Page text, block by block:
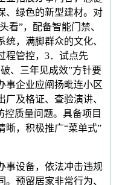
、绿色的新型建材。对
看”，配备智能门禁、
，满脚群众的文化、
程管控，3．试点先
、三年见成效”方针要
事企业应阐扬毗连小区
及格证、查验演讲、
控质量问题。具备项目
晰，积极推广“菜单式”
设备，依法冲击违规
预留居家非常行为、